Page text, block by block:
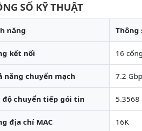
SỐ KỸ THUẬT
năng Thông
kết nối 16
năng chuyển mạch 7.2
độ chuyển tiếp gói tin 5.3568
địa chỉ MAC 16K